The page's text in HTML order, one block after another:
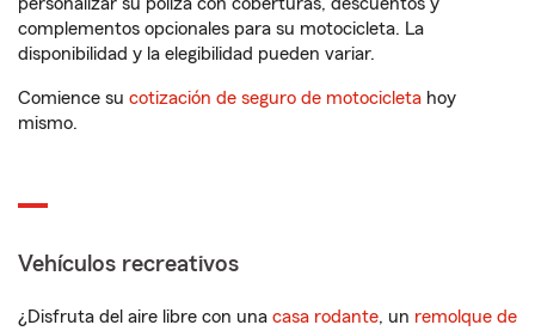
complementos opcionales para su motocicleta. La
disponibilidad y la elegibilidad pueden variar.
Comience su cotización de seguro de motocicleta hoy
mismo.
Vehículos recreativos
¿Disfruta del aire libre con una casa rodante, un remolque de